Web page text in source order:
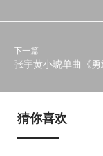
下一篇
张宇黄小琥单曲《
猜你喜欢